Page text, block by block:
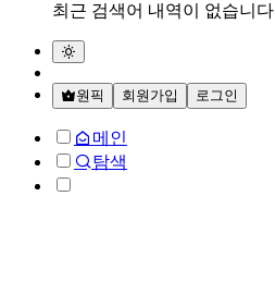
최근 검색어 내역이 없습니다
원픽 회원가입 로그인
메인
탐색